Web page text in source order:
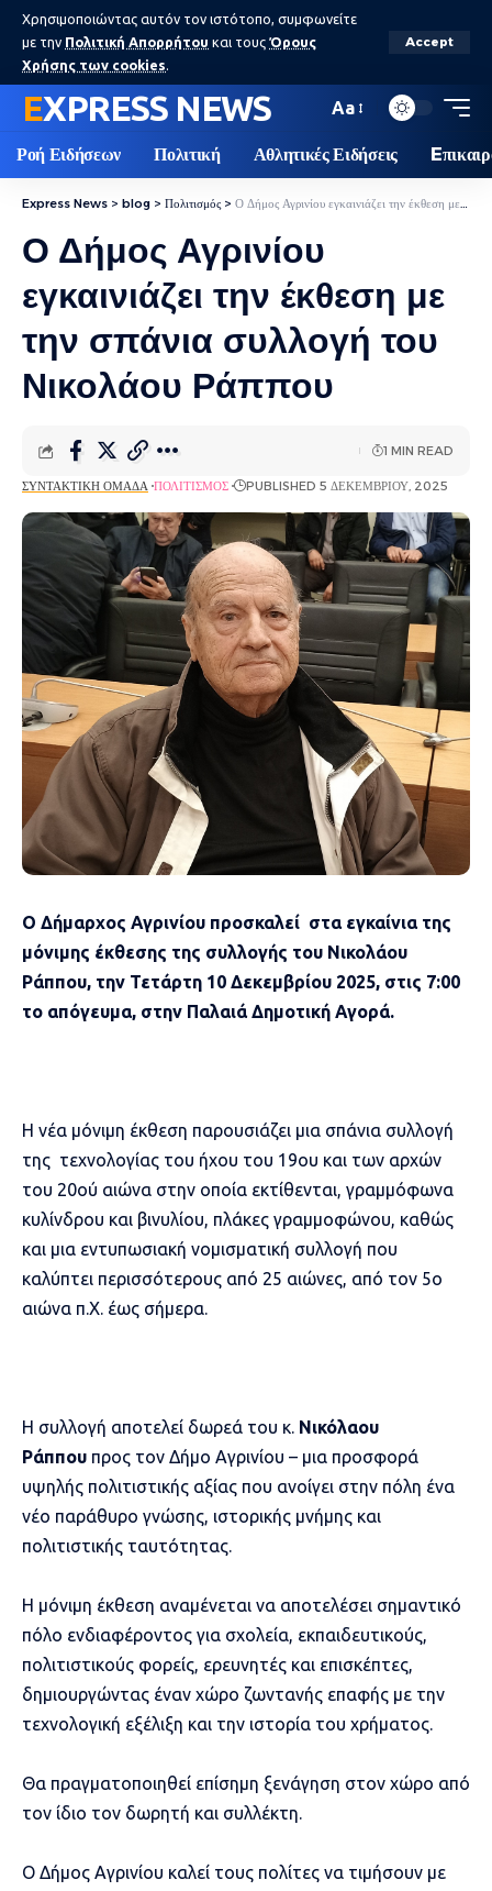
Χρησιμοποιώντας αυτόν τον ιστότοπο, συμφωνείτε
με την Πολιτική Απορρήτου και τους Όρους
Χρήσης των cookies.
Accept
EXPRESS NEWS Aa
Ροή Ειδήσεων Πολιτική Αθλητικές Ειδήσεις
Express News > blog > Πολιτισμός > Ο Δήμος Αγρινίου εγκαινιάζει την έκθεση με την σπάνια συλλογή του Νικολάου Ράππου
Ο Δήμος Αγρινίου
εγκαινιάζει την έκθεση με
την σπάνια συλλογή του
Νικολάου Ράππου
ΣΥΝΤΑΚΤΙΚΉ ΟΜΆΔΑ ΠΟΛΙΤΙΣΜΌΣ PUBLISHED 5 ΔΕΚΕΜΒΡΊΟΥ, 2025
1 MIN READ
Ο Δήμαρχος Αγρινίου προσκαλεί στα εγκαίνια της
μόνιμης έκθεσης της συλλογής του Νικολάου
Ράππου, την Τετάρτη 10 Δεκεμβρίου 2025, στις 7:00
το απόγευμα, στην Παλαιά Δημοτική Αγορά.
Η νέα μόνιμη έκθεση παρουσιάζει μια σπάνια συλλογή
της τεχνολογίας του ήχου του 19ου και των αρχών
του 20ού αιώνα στην οποία εκτίθενται, γραμμόφωνα
κυλίνδρου και βινυλίου, πλάκες γραμμοφώνου, καθώς
και μια εντυπωσιακή νομισματική συλλογή που
καλύπτει περισσότερους από 25 αιώνες, από τον 5ο
αιώνα π.Χ. έως σήμερα.
Η συλλογή αποτελεί δωρεά του κ. Νικόλαου
Ράππου προς τον Δήμο Αγρινίου – μια προσφορά
υψηλής πολιτιστικής αξίας που ανοίγει στην πόλη ένα
νέο παράθυρο γνώσης, ιστορικής μνήμης και
πολιτιστικής ταυτότητας.
Η μόνιμη έκθεση αναμένεται να αποτελέσει σημαντικό
πόλο ενδιαφέροντος για σχολεία, εκπαιδευτικούς,
πολιτιστικούς φορείς, ερευνητές και επισκέπτες,
δημιουργώντας έναν χώρο ζωντανής επαφής με την
τεχνολογική εξέλιξη και την ιστορία του χρήματος.
Θα πραγματοποιηθεί επίσημη ξενάγηση στον χώρο από
τον ίδιο τον δωρητή και συλλέκτη.
Ο Δήμος Αγρινίου καλεί τους πολίτες να τιμήσουν με